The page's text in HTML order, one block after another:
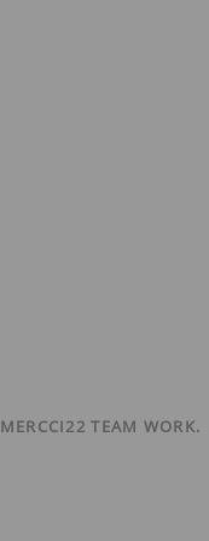
MERCCI22 TEAM WORK.